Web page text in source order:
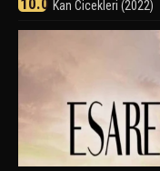
10.0 Kan Cicekleri (2022)